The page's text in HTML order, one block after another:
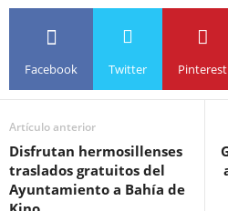
Facebook Twitter Pinterest
Artículo anterior
Disfrutan hermosillenses
traslados gratuitos del
Ayuntamiento a Bahía de